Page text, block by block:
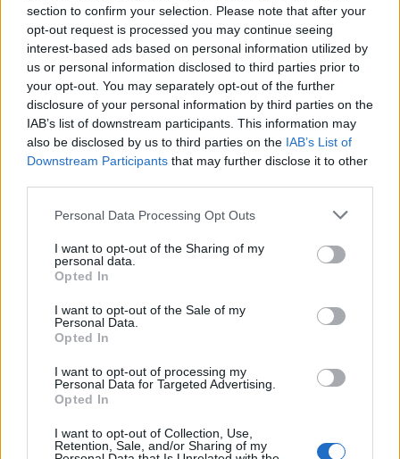
section to confirm your selection. Please note that after your
opt-out request is processed you may continue seeing
interest-based ads based on personal information utilized by
us or personal information disclosed to third parties prior to
your opt-out. You may separately opt-out of the further
disclosure of your personal information by third parties on the
IAB’s list of downstream participants. This information may
also be disclosed by us to third parties on the IAB’s List of
Downstream Participants that may further disclose it to other
Please note that this website/app uses one or more Google
not limited to your visit or usage behaviour. You may click to
grant or deny consent to Google and its third-party tags to
use your data for below specified purposes in below Google
consent section.
Personal Data Processing Opt Outs
I want to opt-out of the Sharing of my
personal data.
Opted In
I want to opt-out of the Sale of my
Personal Data.
Opted In
I want to opt-out of processing my
Personal Data for Targeted Advertising.
Opted In
I want to opt-out of Collection, Use,
Retention, Sale, and/or Sharing of my
Ce qui fait la force de ce site est qu’il est mis à jour
régulièrement.
Ainsi les informations fournies sur les cartes
aéronautiques sont très fiables.
Ais-asecna.
org Sur ce site, vous avez la possibilité de télécharger des
Vous trouverez des cartes d’approche à vue, d’atterrissage
à vue, d’atterrissage aux instruments et des aires de
stationnement.
Les cartes TMA concernant les procédures d’arrivée sont
aussi disponibles sur ce site.
Adresse : Ais-asecna.
AUTEUR